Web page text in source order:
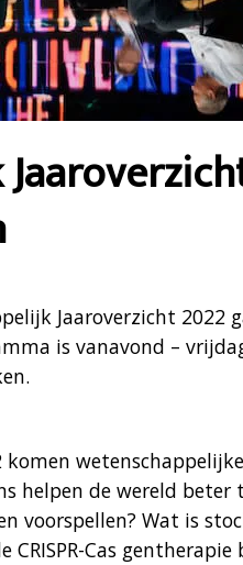
Jaaroverzicht 2022
is vanavond –
helpen de wereld beter
voorspellen? Wat is
Cas gentherapie